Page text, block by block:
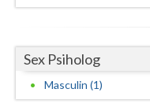
Vaslui
Vrancea
Sex Psiholog
Masculin (1)